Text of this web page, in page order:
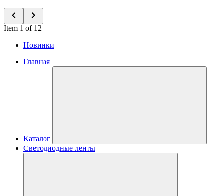
Item 1 of 12
Новинки
Главная
Каталог
Светодиодные ленты